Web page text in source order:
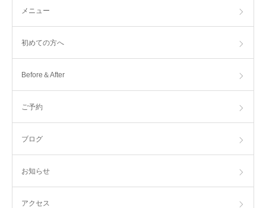
メニュー
初めての方へ
Before＆After
ご予約
ブログ
お知らせ
アクセス